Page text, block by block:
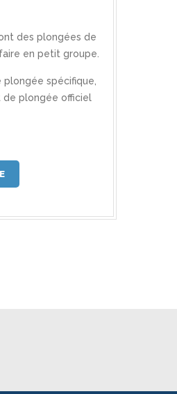
des plongées de
en petit groupe.
spécifique,
de plongée officiel